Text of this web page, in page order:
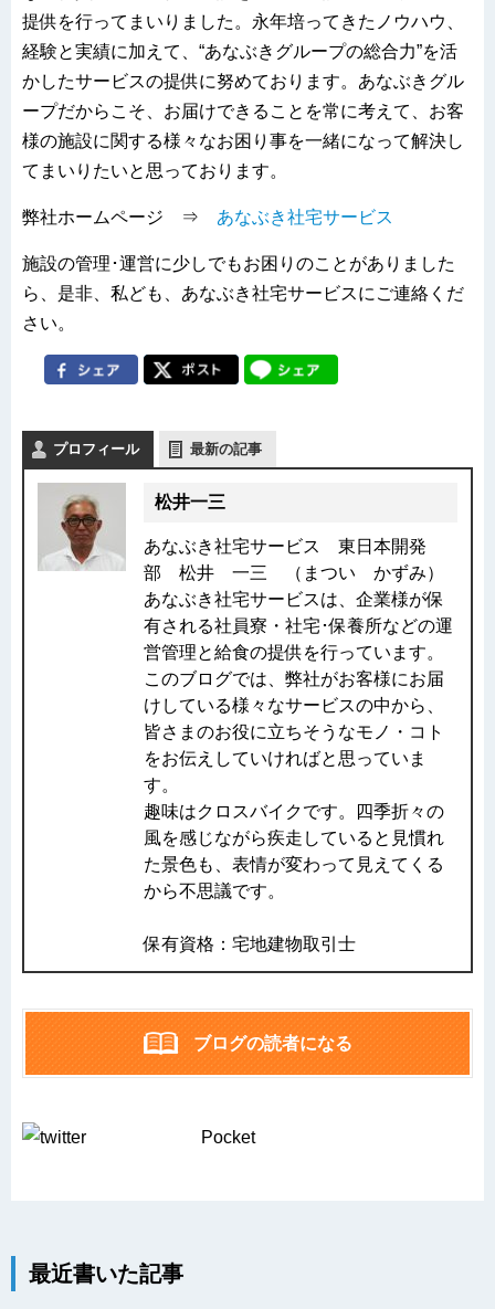
提供を行ってまいりました。永年培ってきたノウハウ、
経験と実績に加えて、“あなぶきグループの総合力”を活
かしたサービスの提供に努めております。あなぶきグル
ープだからこそ、お届けできることを常に考えて、お客
様の施設に関する様々なお困り事を一緒になって解決し
てまいりたいと思っております。
弊社ホームページ ⇒ あなぶき社宅サービス
施設の管理･運営に少しでもお困りのことがありました
ら、是非、私ども、あなぶき社宅サービスにご連絡くだ
さい。
プロフィール 最新の記事
松井一三
あなぶき社宅サービス 東日本開発
部 松井 一三 （まつい かずみ）
あなぶき社宅サービスは、企業様が保
有される社員寮・社宅･保養所などの運
営管理と給食の提供を行っています。
このブログでは、弊社がお客様にお届
けしている様々なサービスの中から、
皆さまのお役に立ちそうなモノ・コト
をお伝えしていければと思っていま
す。
趣味はクロスバイクです。四季折々の
風を感じながら疾走していると見慣れ
た景色も、表情が変わって見えてくる
から不思議です。
保有資格：宅地建物取引士
ブログの読者になる
Pocket
最近書いた記事